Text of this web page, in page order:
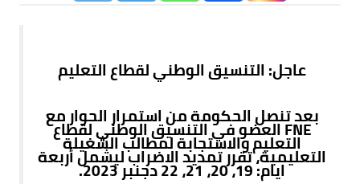
عاجل: التنسيق الوطني لقطاع التعليم
بعد تنصل الحكومة من استمرار الحوار مع
FNE العضو في التنسيق الوطني لقطاع
التعليم والاستجابة لمطالب الشغيلة
التعليمية، تقرر تمديد الاضراب ليشمل أربعة
ايام: 19، 20، 21، 22 دجنبر 2023.